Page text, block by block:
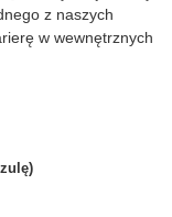
z naszych
w wewnętrznych